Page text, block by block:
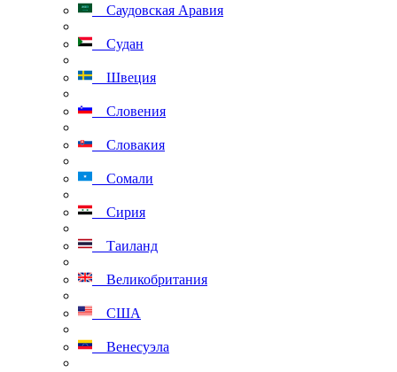
Саудовская Аравия
Судан
Швеция
Словения
Словакия
Сомали
Сирия
Таиланд
Великобритания
США
Венесуэла